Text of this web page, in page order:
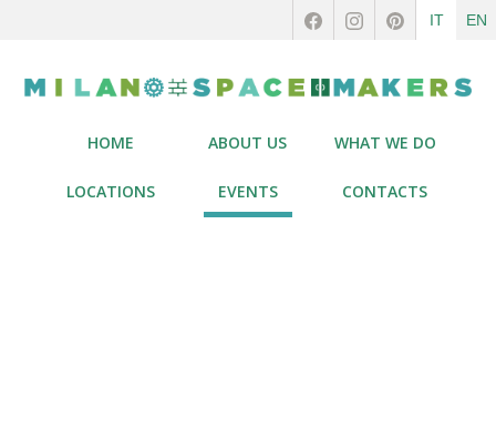
IT EN
HOME ABOUT US WHAT WE DO
LOCATIONS EVENTS CONTACTS